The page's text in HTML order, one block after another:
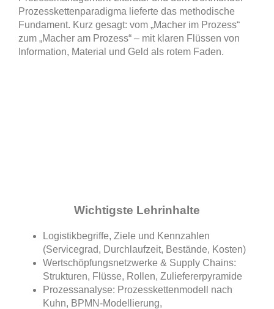
Prozesskettenparadigma lieferte das methodische
Fundament. Kurz gesagt: vom „Macher im Prozess“
zum „Macher am Prozess“ – mit klaren Flüssen von
Information, Material und Geld als rotem Faden.
Wichtigste Lehrinhalte
Logistikbegriffe, Ziele und Kennzahlen
(Servicegrad, Durchlaufzeit, Bestände, Kosten)
Wertschöpfungsnetzwerke & Supply Chains:
Strukturen, Flüsse, Rollen, Zuliefererpyramide
Prozessanalyse: Prozesskettenmodell nach
Kuhn, BPMN-Modellierung,